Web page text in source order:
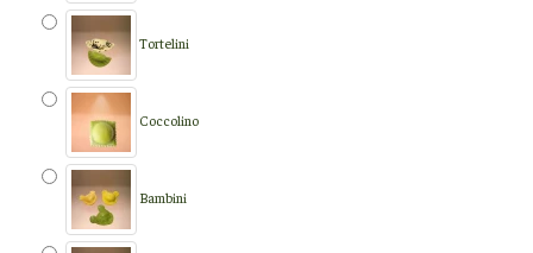
Tortelini
Coccolino
Bambini